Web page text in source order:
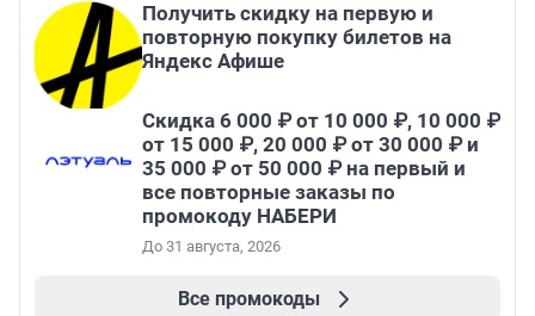
Получить скидку на первую и
повторную покупку билетов на
Яндекс Афише
Скидка 6 000 ₽ от 10 000 ₽, 10 000 ₽
от 15 000 ₽, 20 000 ₽ от 30 000 ₽ и
35 000 ₽ от 50 000 ₽ на первый и
все повторные заказы по
промокоду НАБЕРИ
До 31 августа, 2026
Все промокоды